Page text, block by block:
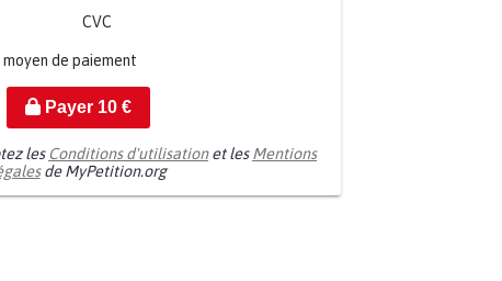
CVC
de paiement
Payer 10€
les Conditions d'utilisationet lesMentions
de MyPetition.org